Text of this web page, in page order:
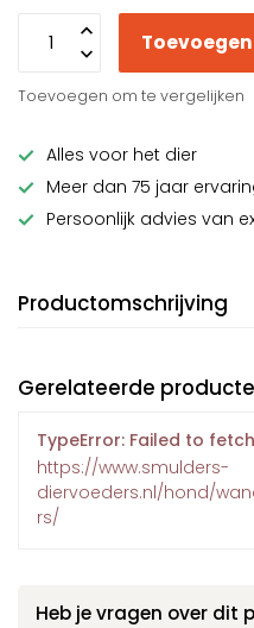
Toevoegen om te vergelijken
Alles voor het dier
Meer dan 75 jaar
Persoonlijk advies van
Productomschrijving
Gerelateerde
TypeError: Failed to fetch
https://www.smulders-
diervoeders.nl/hond/
rs/
Heb je vragen over dit